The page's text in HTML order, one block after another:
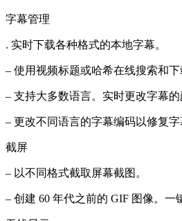
字幕管理
. 实时下载各种格式的本地字幕。
– 使用视频标题或哈希在线搜索和下
– 支持大多数语言。实时更改字幕的
– 更改不同语言的字幕编码以修复字
截屏
– 以不同格式截取屏幕截图。
– 创建 60 年代之前的 GIF 图像。一